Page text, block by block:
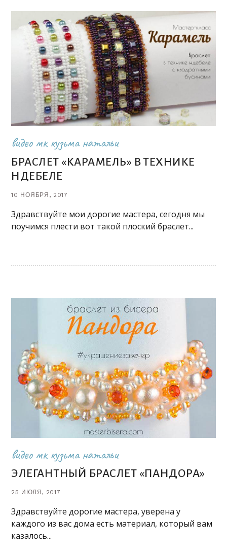
видео мк кузьма натальи
БРАСЛЕТ «КАРАМЕЛЬ» В ТЕХНИКЕ
НДЕБЕЛЕ
10 НОЯБРЯ, 2017
Здравствуйте мои дорогие мастера, сегодня мы
поучимся плести вот такой плоский браслет...
видео мк кузьма натальи
ЭЛЕГАНТНЫЙ БРАСЛЕТ «ПАНДОРА»
25 ИЮЛЯ, 2017
Здравствуйте дорогие мастера, уверена у
каждого из вас дома есть материал, который вам
казалось...